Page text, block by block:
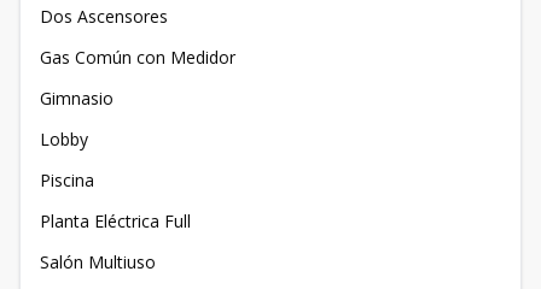
Dos Ascensores
Gas Común con Medidor
Gimnasio
Lobby
Piscina
Planta Eléctrica Full
Salón Multiuso